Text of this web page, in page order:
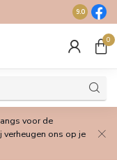
Gratis
9.0
0
voor de
ons op je